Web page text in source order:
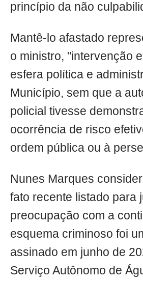
princípio da não
Mantê-lo afastado
o ministro, "intervenção
esfera política e
Município, sem que a
policial tivesse
ocorrência de risco
ordem pública ou à
Nunes Marques
fato recente listado para
preocupação com a
esquema criminoso foi
assinado em junho de
Serviço Autônomo de